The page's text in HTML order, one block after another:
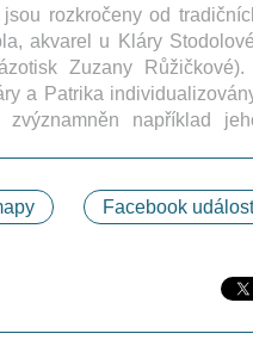
rozkročeny od
akvarel u Kláry
Zuzany Růžičkové).
a Patrika
například
Facebook